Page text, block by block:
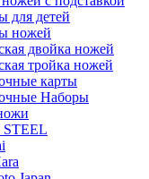
для детей
ножей
двойка ножей
тройка ножей
карты
Наборы